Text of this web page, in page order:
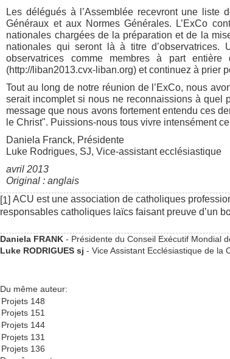
Les délégués à l’Assemblée recevront une liste
Généraux et aux Normes Générales. L’ExCo
nationales chargées de la préparation et de la
nationales qui seront là à titre d’observatrices.
observatrices comme membres à part
(http://liban2013.cvx-liban.org) et continuez à prier
Tout au long de notre réunion de l’ExCo, nous
serait incomplet si nous ne reconnaissions à quel
message que nous avons fortement entendu ces
le Christ". Puissions-nous tous vivre intensément
Daniela Franck, Présidente
Luke Rodrigues, SJ, Vice-assistant ecclésiastique
avril 2013
Original : anglais
[1]ACU est une association de catholiques
responsables catholiques laïcs faisant preuve d’un
Daniela FRANK - Présidente du Conseil Exécutif Mondial
Luke RODRIGUES sj - Vice Assistant Ecclésiastique de la
Du même auteur:
Projets 148
Projets 151
Projets 144
Projets 131
Projets 136